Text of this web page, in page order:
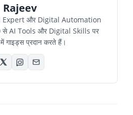
Rajeev
Expert और Digital Automation
से AI Tools और Digital Skills पर
गाइड्स प्रदान करते हैं।